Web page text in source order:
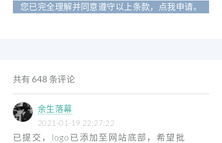
您已完全理解并同意遵守以上条款，点我申请。
共有 648 条评论
余生落幕
2021-01-19 22:27:22
已提交，logo已添加至网站底部，希望批